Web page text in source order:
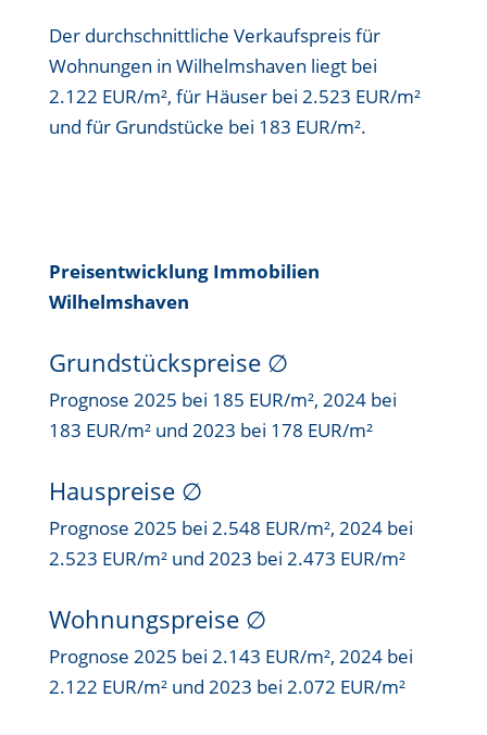
Der durchschnittliche Verkaufspreis für
Wohnungen in Wilhelmshaven liegt bei
2.122 EUR/m², für Häuser bei 2.523 EUR/m²
und für Grundstücke bei 183 EUR/m².
Preisentwicklung Immobilien
Wilhelmshaven
Grundstückspreise ∅
Prognose 2025 bei 185 EUR/m², 2024 bei
183 EUR/m² und 2023 bei 178 EUR/m²
Hauspreise ∅
Prognose 2025 bei 2.548 EUR/m², 2024 bei
2.523 EUR/m² und 2023 bei 2.473 EUR/m²
Wohnungspreise ∅
Prognose 2025 bei 2.143 EUR/m², 2024 bei
2.122 EUR/m² und 2023 bei 2.072 EUR/m²